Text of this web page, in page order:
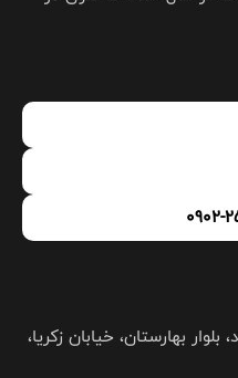
0902-
بهارستان، خیابان زکریا،